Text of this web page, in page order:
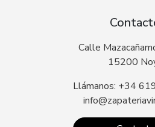
Calle
15200
Llámanos: +34